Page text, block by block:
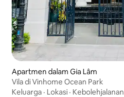
Apartmen dalam Gia Lâm
Vila di Vinhome Ocean Park
Keluarga · Lokasi · Kebolehjalanan